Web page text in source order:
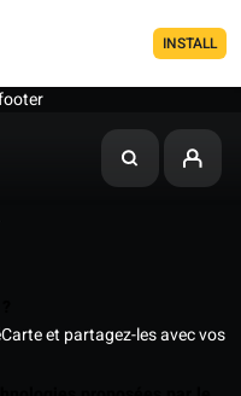
INSTALL
et partagez-les avec vos